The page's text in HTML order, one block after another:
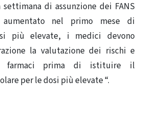
di assunzione dei FANS
nel primo mese di
più elevate, i medici devono
la valutazione dei rischi e
farmaci prima di istituire il
per le dosi più elevate “.